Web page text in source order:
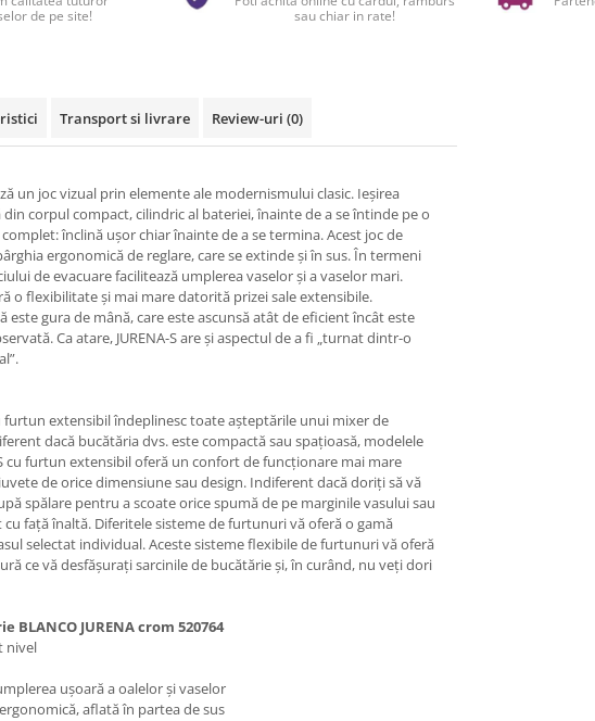
de pe site!
sau chiar in rate!
Transport si livrare Review-uri (0)
un joc vizual prin elemente ale modernismului clasic. Ieșirea
corpul compact, cilindric al bateriei, înainte de a se întinde pe o
înclină ușor chiar înainte de a se termina. Acest joc de
ergonomică de reglare, care se extinde și în sus. În termeni
de evacuare facilitează umplerea vaselor și a vaselor mari.
o flexibilitate și mai mare datorită prizei sale extensibile.
este gura de mână, care este ascunsă atât de eficient încât este
Ca atare, JURENA-S are și aspectul de a fi „turnat dintr-o
furtun extensibil îndeplinesc toate așteptările unui mixer de
dacă bucătăria dvs. este compactă sau spațioasă, modelele
cu furtun extensibil oferă un confort de funcționare mai mare
de orice dimensiune sau design. Indiferent dacă doriți să vă
spălare pentru a scoate orice spumă de pe marginile vasului sau
față înaltă. Diferitele sisteme de furtunuri vă oferă o gamă
selectat individual. Aceste sisteme flexibile de furtunuri vă oferă
ce vă desfășurați sarcinile de bucătărie și, în curând, nu veți dori
JURENA crom 520764
nivel
ușoară a oalelor și vaselor
aflată în partea de sus